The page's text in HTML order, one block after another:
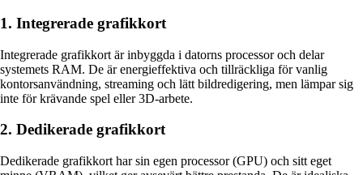
1. Integrerade grafikkort
Integrerade grafikkort är inbyggda i datorns processor och delar
systemets RAM. De är energieffektiva och tillräckliga för vanlig
kontorsanvändning, streaming och lätt bildredigering, men lämpar sig
inte för krävande spel eller 3D-arbete.
2. Dedikerade grafikkort
Dedikerade grafikkort har sin egen processor (GPU) och sitt eget